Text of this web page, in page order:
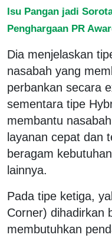
Isu Pangan jadi
Penghargaan PR
Dia menjelaskan
nasabah yang
perbankan secara
sementara tipe
membantu
layanan cepat dan
beragam
lainnya.
Pada tipe ketiga,
Corner) dihadirkan
membutuhkan